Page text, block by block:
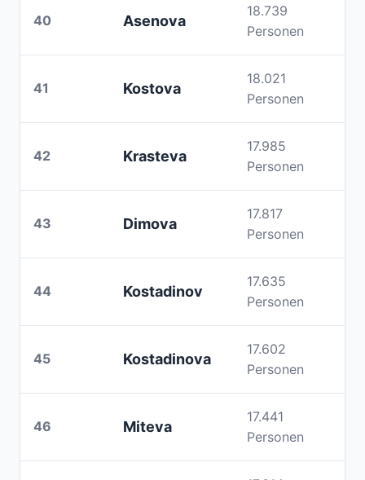
40 Asenova
18.739
Personen
41 Kostova
18.021
Personen
42 Krasteva
17.985
Personen
43 Dimova
17.817
Personen
44 Kostadinov
17.635
Personen
45 Kostadinova
17.602
Personen
46 Miteva
17.441
Personen